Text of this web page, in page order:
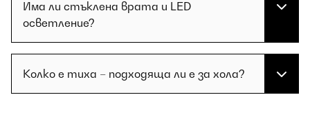
Има ли стъклена врата и LED
осветление?
Колко е тиха – подходяща ли е за хола?